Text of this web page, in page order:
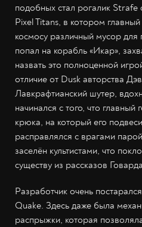
подобных стал рогалик Strafe
Pixel Titans, в котором
космосу различный мусор
попал на корабль «Икар»,
назвать это полноценной
отличие от Dusk авторства
Лавкрафтианский шутер,
начинался с того, что главный
крюка, на который его
расправлялся с врагами
заселён культистами, что
существу из рассказов
Разработчик очень
Quake. Здесь даже была
распрыжки, которая